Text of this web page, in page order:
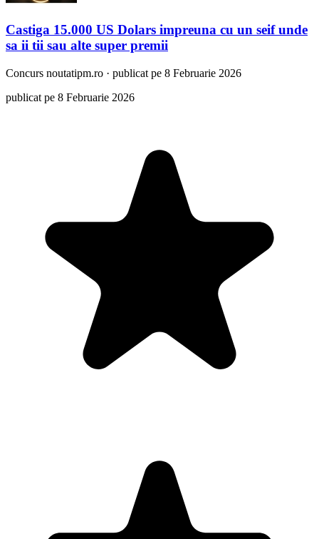
Castiga 15.000 US Dolars impreuna cu un seif unde
sa ii tii sau alte super premii
Concurs noutatipm.ro · publicat pe 8 Februarie 2026
publicat pe 8 Februarie 2026